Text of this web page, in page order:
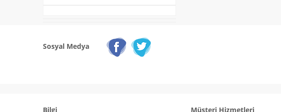
Sosyal Medya
Bilgi
Müşteri Hizmetleri